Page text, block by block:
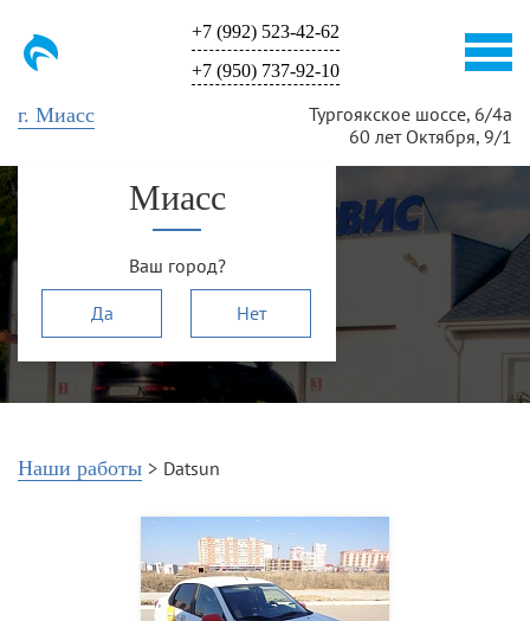
+7 (992) 523-42-62
+7 (950) 737-92-10
г. Миасс
Тургоякское шоссе, 6/4а
60 лет Октября, 9/1
Миасс
Ваш город?
Да
Нет
Datsun
Наши работы > Datsun